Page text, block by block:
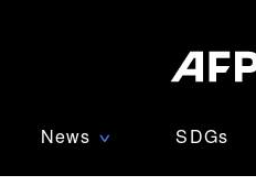
News ∨ SDGs